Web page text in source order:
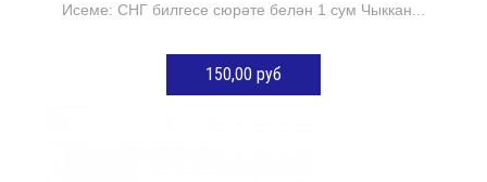
Исеме: СНГ билгесе сюрәте белән 1 сум Чыккан...
150,00 руб